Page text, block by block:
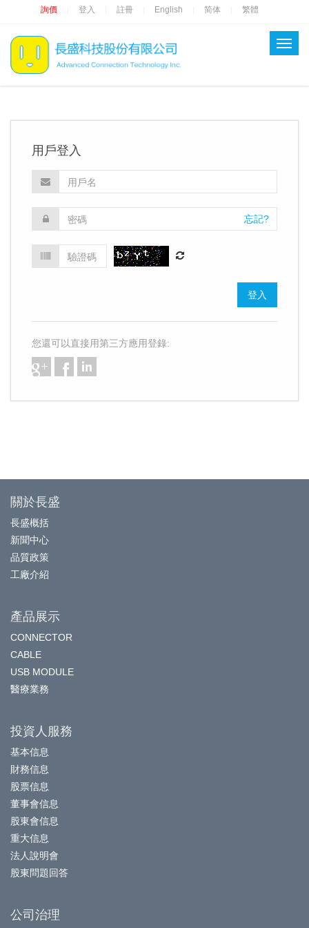
詢價 登入 註冊 English 简体 繁體
用戶登入
忘記?
登入
您還可以直接用第三方應用登錄:
關於長盛
長盛概括
新聞中心
品質政策
工廠介紹
產品展示
CONNECTOR
CABLE
USB MODULE
醫療業務
投資人服務
基本信息
財務信息
股票信息
董事會信息
股東會信息
重大信息
法人說明會
股東問題回答
公司治理